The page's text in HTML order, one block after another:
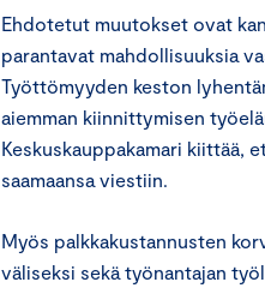
Ehdotetut muutokset ovat
parantavat mahdollisuuksia
Työttömyyden keston
aiemman kiinnittymisen
Keskuskauppakamari kiittää,
saamaansa viestiin.
Myös palkkakustannusten
väliseksi sekä työnantajan